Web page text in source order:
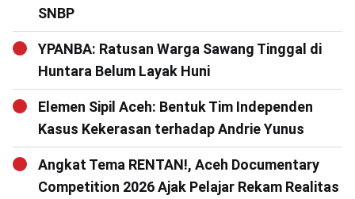
SNBP
YPANBA: Ratusan Warga Sawang Tinggal di
Huntara Belum Layak Huni
Elemen Sipil Aceh: Bentuk Tim Independen
Kasus Kekerasan terhadap Andrie Yunus
Angkat Tema RENTAN!, Aceh Documentary
Competition 2026 Ajak Pelajar Rekam Realitas